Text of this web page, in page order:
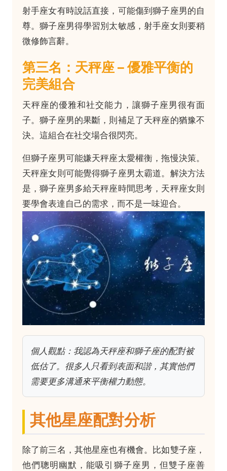
射手座女有時說話直接，可能傷到獅子座男的自
尊。獅子座男得學習別太敏感，射手座女則要稍
微修飾言辭。
第三名：天秤座 – 優雅平衡的
完美組合
天秤座的優雅和社交能力，讓獅子座男很有面
子。獅子座男的果斷，則補足了天秤座的猶豫不
決。這組合在社交場合很閃亮。
但獅子座男可能嫌天秤座太愛權衡，拖慢決策。
天秤座女則可能覺得獅子座男太霸道。解決方法
是，獅子座男多給天秤座時間思考，天秤座女則
要學會表達自己的需求，而不是一味迎合。
個人觀點：我認為天秤座和獅子座的配對被
低估了。很多人只看到表面和諧，其實他們
需要更多溝通來平衡權力動態。
其他星座配對分析
除了前三名，其他星座也有機會。比如雙子座，
他們聰明幽默，能吸引獅子座男，但雙子座善